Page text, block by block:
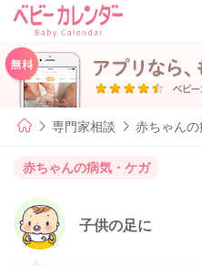
専門家相談 赤ちゃん
赤ちゃんの病気・ケガ
子供の足に